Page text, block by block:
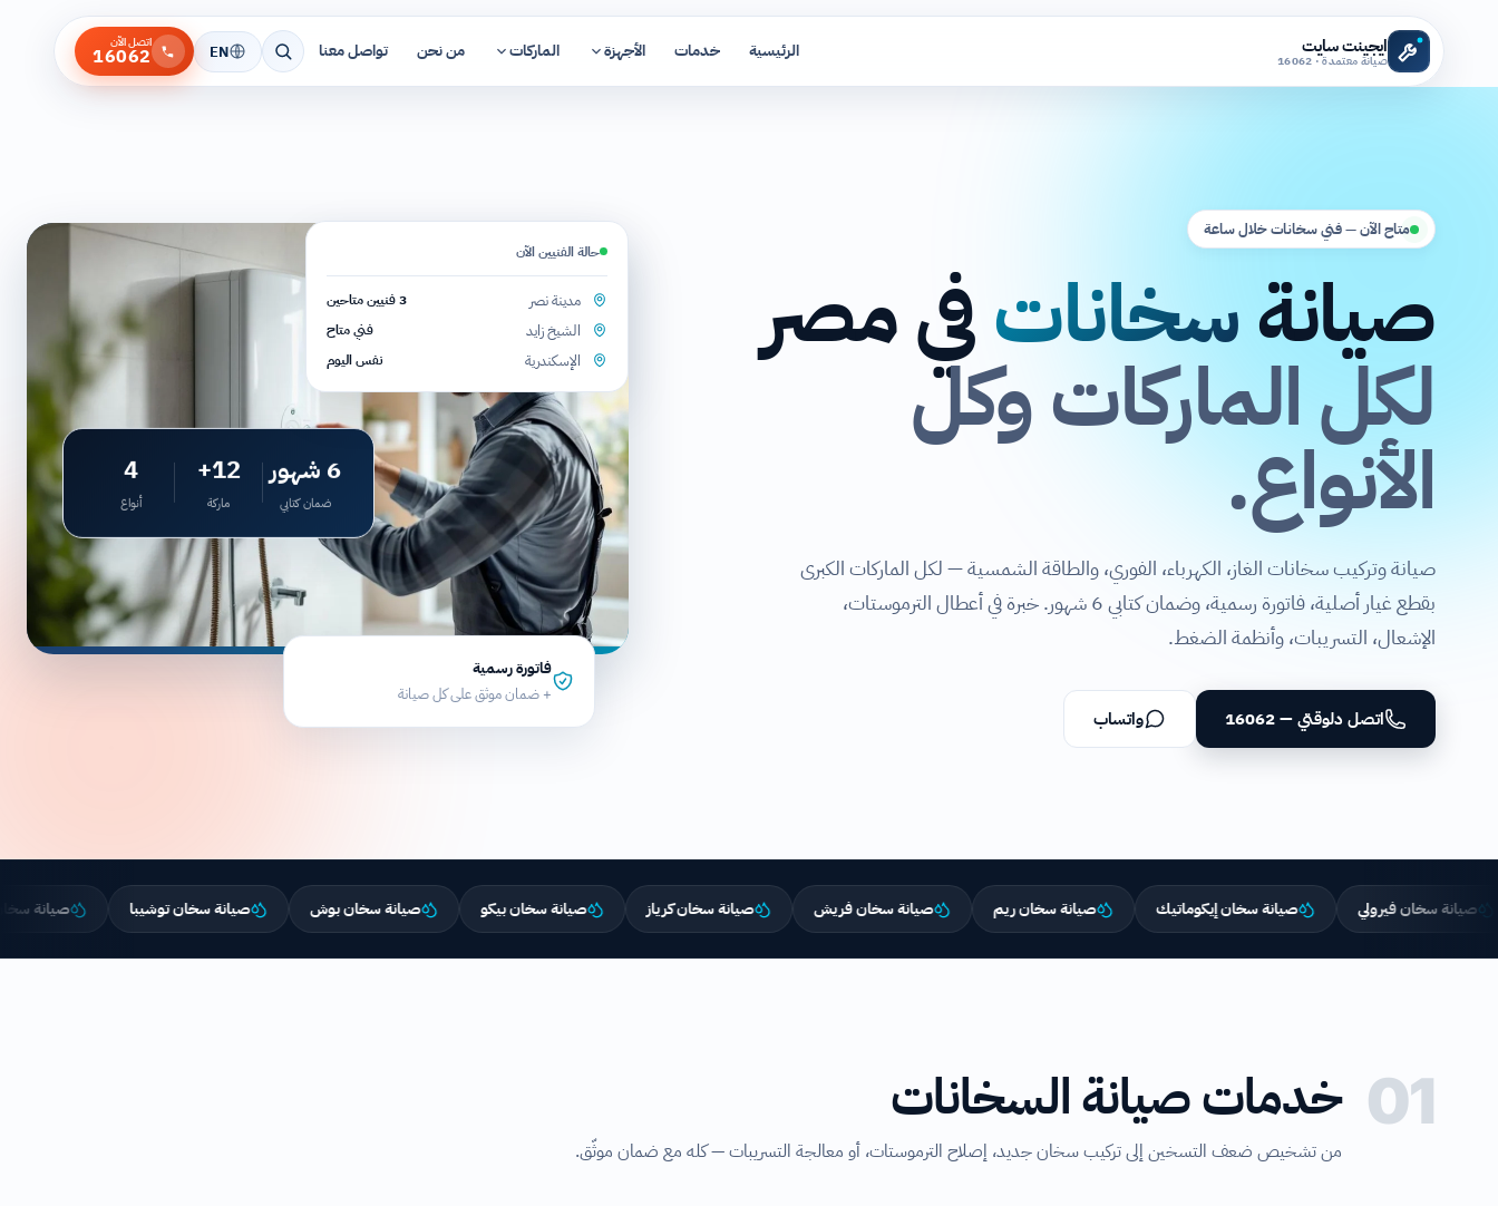
ايجينت سايت
صيانة معتمدة · 16062 الرئيسية خدمات الأجهزة الماركات من نحن تواصل معنا EN اتصل الآن
16062
متاح الآن — فني سخانات خلال ساعة
صيانةسخاناتفي مصر
لكل الماركات وكل
الأنواع.
صيانة وتركيب سخانات الغاز، الكهرباء، الفوري، والطاقة الشمسية — لكل الماركات الكبرى
بقطع غيار أصلية، فاتورة رسمية، وضمان كتابي 6 شهور. خبرة في أعطال الترموستات،
الإشعال، التسريبات، وأنظمة الضغط.
اتصل دلوقتي — 16062 واتساب
حالة الفنيين الآن
مدينة نصر 3 فنيين متاحين
الشيخ زايد فني متاح
الإسكندرية نفس اليوم
6 شهور
ضمان كتابي
12+
ماركة
4
أنواع
فاتورة رسمية
+ ضمان موثق على كل صيانة
فيرولي صيانة سخان إيكوماتيك صيانة سخان ريم صيانة سخان فريش صيانة سخان كرياز صيانة سخان بيكو صيانة سخان بوش صيانة سخان توشيبا صيانة سخان ال جي
01 خدمات صيانة السخانات
من تشخيص ضعف التسخين إلى تركيب سخان جديد، إصلاح الترموستات، أو معالجة التسريبات — كله مع ضمان موثّق.